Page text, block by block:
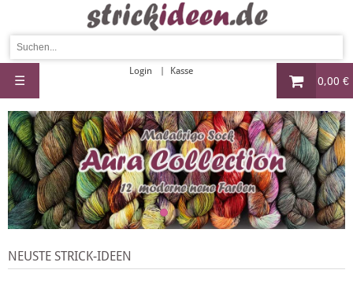
0,00 €
Login Kasse
☰
NEUSTE STRICK-IDEEN